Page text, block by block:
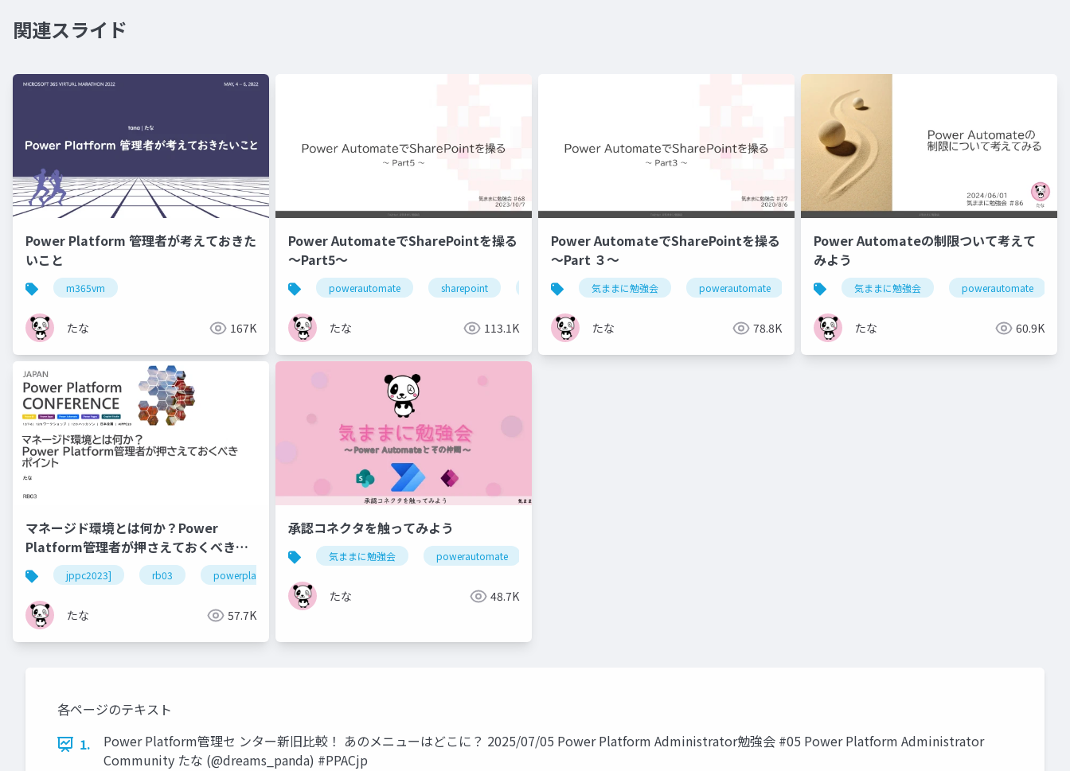
関連スライド
Power Platform 管理者が考えておきた
いこと
m365vm
たな 167K
Power AutomateでSharePointを操る
～Part5～
powerautomate sharepoint 気ままに勉強会
たな 113.1K
Power AutomateでSharePointを操る
～Part ３～
気ままに勉強会 powerautomate sharepoint
たな 78.8K
Power Automateの制限ついて考えて
みよう
気ままに勉強会 powerautomate
たな 60.9K
マネージド環境とは何か？Power
Platform管理者が押さえておくべきポ
イントjppc2023] rb03 powerplatform
たな 57.7K
承認コネクタを触ってみよう
気ままに勉強会 powerautomate
たな 48.7K
各ページのテキスト
1.
Power Platform管理セ ンター新旧比較！ あのメニューはどこに？ 2025/07/05 Power Platform Administrator勉強会 #05 Power Platform Administrator
Community たな (@dreams_panda) #PPACjp